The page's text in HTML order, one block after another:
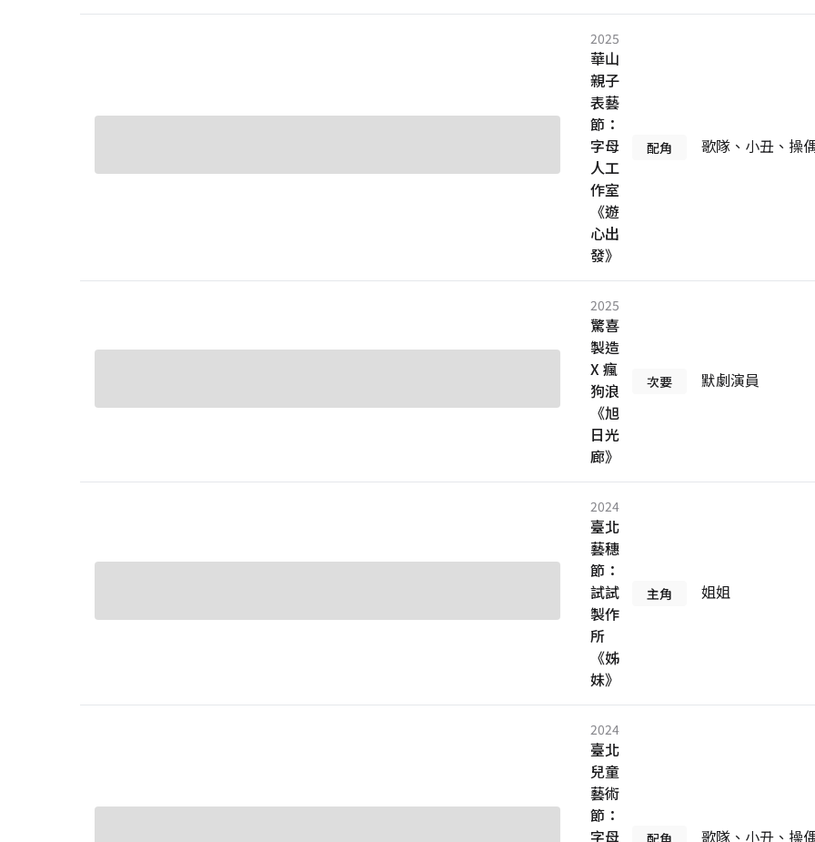
2025
華山
親子
表藝
節：
字母
人工
作室
《遊
心出
發》
配角 歌隊、小丑、操
2025
驚喜
製造
X 瘋
狗浪
《旭
日光
廊》
次要 默劇演員
2024
臺北
藝穗
節：
試試
製作
所
《姊
妹》
主角 姐姐
2024
臺北
兒童
藝術
節：
字母
配角 歌隊、小丑、操